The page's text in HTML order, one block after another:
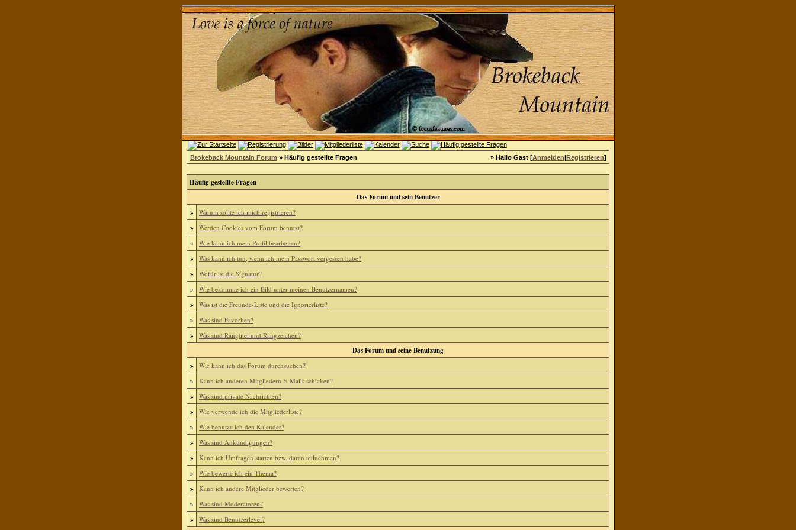
Brokeback Mountain Forum » Häufig gestellte Fragen » Hallo Gast [Anmelden|Registrieren]
Häufig gestellte Fragen
Das Forum und sein Benutzer
»
Warum sollte ich mich registrieren?
» Werden Cookies vom Forum benutzt?
» Wie kann ich mein Profil bearbeiten?
» Was kann ich tun, wenn ich mein Passwort vergessen habe?
» Wofür ist die Signatur?
» Wie bekomme ich ein Bild unter meinen Benutzernamen?
» Was ist die Freunde-Liste und die Ignorierliste?
» Was sind Favoriten?
» Was sind Rangtitel und Rangzeichen?
Das Forum und seine Benutzung
»
Wie kann ich das Forum durchsuchen?
» Kann ich anderen Mitgliedern E-Mails schicken?
» Was sind private Nachrichten?
» Wie verwende ich die Mitgliederliste?
» Wie benutze ich den Kalender?
» Was sind Ankündigungen?
» Kann ich Umfragen starten bzw. daran teilnehmen?
» Wie bewerte ich ein Thema?
» Kann ich andere Mitglieder bewerten?
» Was sind Moderatoren?
» Was sind Benutzerlevel?